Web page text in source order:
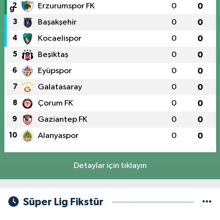
2 Erzurumspor FK 0 0
3 Başakşehir 0 0
4 Kocaelispor 0 0
5 Beşiktaş 0 0
6 Eyüpspor 0 0
7 Galatasaray 0 0
8 Çorum FK 0 0
9 Gaziantep FK 0 0
10 Alanyaspor 0 0
Detaylar için tıklayın
Süper Lig Fikstür